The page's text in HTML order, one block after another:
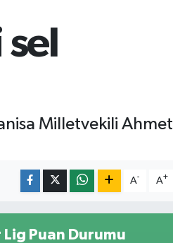
Milletvekili Ahmet
A- A+
Lig Puan Durumu